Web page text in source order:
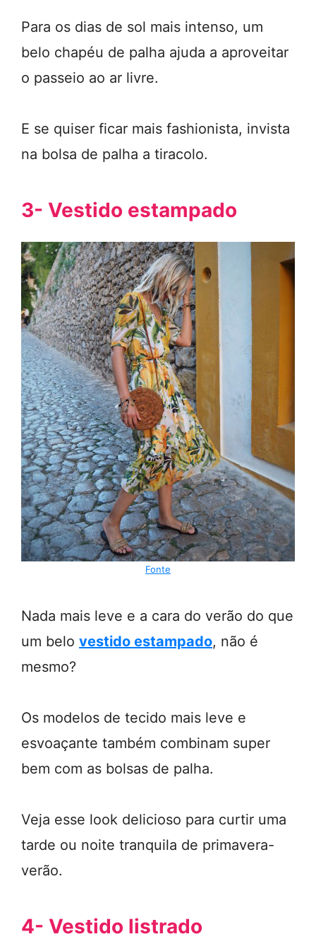
Para os dias de sol mais intenso, um
belo chapéu de palha ajuda a aproveitar
o passeio ao ar livre.
E se quiser ficar mais fashionista, invista
na bolsa de palha a tiracolo.
3- Vestido estampado
Fonte
Nada mais leve e a cara do verão do que
um belo vestido estampado, não é
mesmo?
Os modelos de tecido mais leve e
esvoaçante também combinam super
bem com as bolsas de palha.
Veja esse look delicioso para curtir uma
tarde ou noite tranquila de primavera-
verão.
4- Vestido listrado